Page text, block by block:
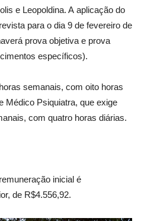
e Leopoldina. A aplicação do
para o dia 9 de fevereiro de
prova objetiva e prova
específicos).
semanais, com oito horas
Médico Psiquiatra, que exige
com quatro horas diárias.
inicial é
de R$4.556,92.